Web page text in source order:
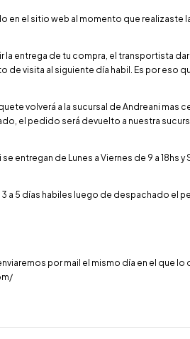
el sitio web al momento que realizaste
entrega de tu compra, el transportista
de visita al siguiente día habil. Es por eso
volverá a la sucursal de Andreani mas
el pedido será devuelto a nuestra
entregan de Lunes a Viernes de 9 a 18hs
a 5 días habiles luego de despachado el
por mail el mismo día en el que